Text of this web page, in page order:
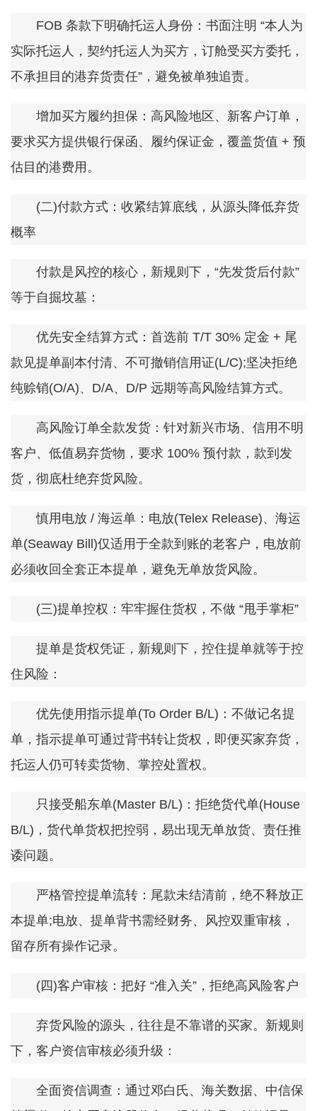
FOB 条款下明确托运人身份：书面注明 “本人为
实际托运人，契约托运人为买方，订舱受买方委托，
不承担目的港弃货责任”，避免被单独追责。
增加买方履约担保：高风险地区、新客户订单，
要求买方提供银行保函、履约保证金，覆盖货值 + 预
估目的港费用。
(二)付款方式：收紧结算底线，从源头降低弃货
概率
付款是风控的核心，新规则下，“先发货后付款”
等于自掘坟墓：
优先安全结算方式：首选前 T/T 30% 定金 + 尾
款见提单副本付清、不可撤销信用证(L/C);坚决拒绝
纯赊销(O/A)、D/A、D/P 远期等高风险结算方式。
高风险订单全款发货：针对新兴市场、信用不明
客户、低值易弃货物，要求 100% 预付款，款到发
货，彻底杜绝弃货风险。
慎用电放 / 海运单：电放(Telex Release)、海运
单(Seaway Bill)仅适用于全款到账的老客户，电放前
必须收回全套正本提单，避免无单放货风险。
(三)提单控权：牢牢握住货权，不做 “甩手掌柜”
提单是货权凭证，新规则下，控住提单就等于控
住风险：
优先使用指示提单(To Order B/L)：不做记名提
单，指示提单可通过背书转让货权，即便买家弃货，
托运人仍可转卖货物、掌控处置权。
只接受船东单(Master B/L)：拒绝货代单(House
B/L)，货代单货权把控弱，易出现无单放货、责任推
诿问题。
严格管控提单流转：尾款未结清前，绝不释放正
本提单;电放、提单背书需经财务、风控双重审核，
留存所有操作记录。
(四)客户审核：把好 “准入关”，拒绝高风险客户
弃货风险的源头，往往是不靠谱的买家。新规则
下，客户资信审核必须升级：
全面资信调查：通过邓白氏、海关数据、中信保